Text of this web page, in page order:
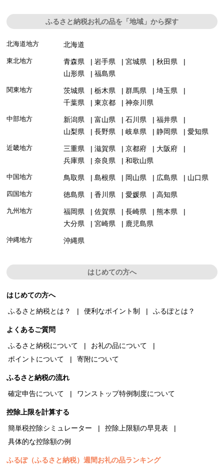
ふるさと納税お礼の品を「地域」から探す
北海道地方 北海道
東北地方 青森県 岩手県 宮城県
秋田県
山形県
福島県
関東地方 茨城県 栃木県 群馬県
埼玉県
千葉県
東京都 神奈川県
中部地方 新潟県 富山県 石川県
福井県
山梨県
長野県 岐阜県 静岡県 愛知県
近畿地方 三重県 滋賀県 京都府
大阪府
兵庫県
奈良県 和歌山県
中国地方 鳥取県 島根県 岡山県 広島県 山口県
四国地方 徳島県 香川県 愛媛県 高知県
九州地方 福岡県 佐賀県 長崎県
熊本県
大分県
宮崎県 鹿児島県
沖縄地方 沖縄県
はじめての方へ
はじめての方へ
ふるさと納税とは？
便利なポイント制 ふるぽとは？
よくあるご質問
ふるさと納税について
お礼の品について
ポイントについて
寄附について
ふるさと納税の流れ
確定申告について
ワンストップ特例制度について
控除上限を計算する
簡単税控除シミュレーター
控除上限額の早見表
具体的な控除額の例
ふるぽ（ふるさと納税）週間お礼の品ランキング